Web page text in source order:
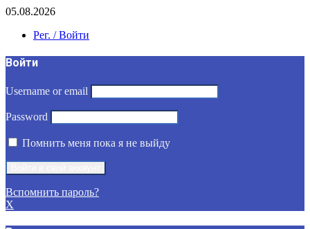
05.08.2026
Рег. / Войти
Войти
Username or email
Password
Помнить меня пока я не выйду
Вспомнить пароль?
X